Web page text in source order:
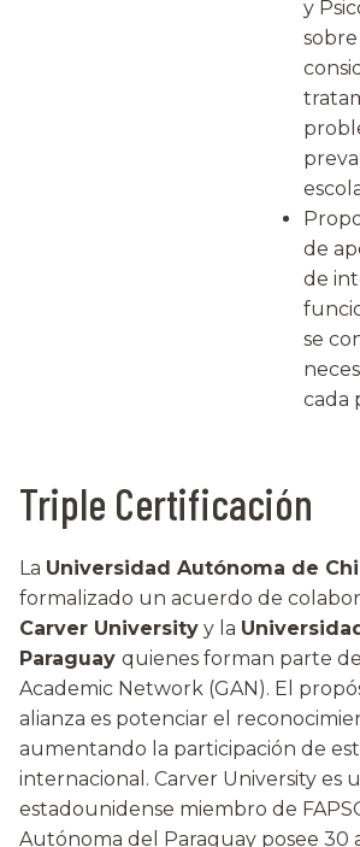
y
sobre
de
de
se
cada
Triple Certificación
La Universidad Autónoma de
formalizado un acuerdo de
Carver University y la
Paraguay quienes forman parte
Academic Network (GAN). El
alianza es potenciar el
aumentando la participación de
internacional. Carver University es
estadounidense miembro de
Autónoma del Paraguay posee 30